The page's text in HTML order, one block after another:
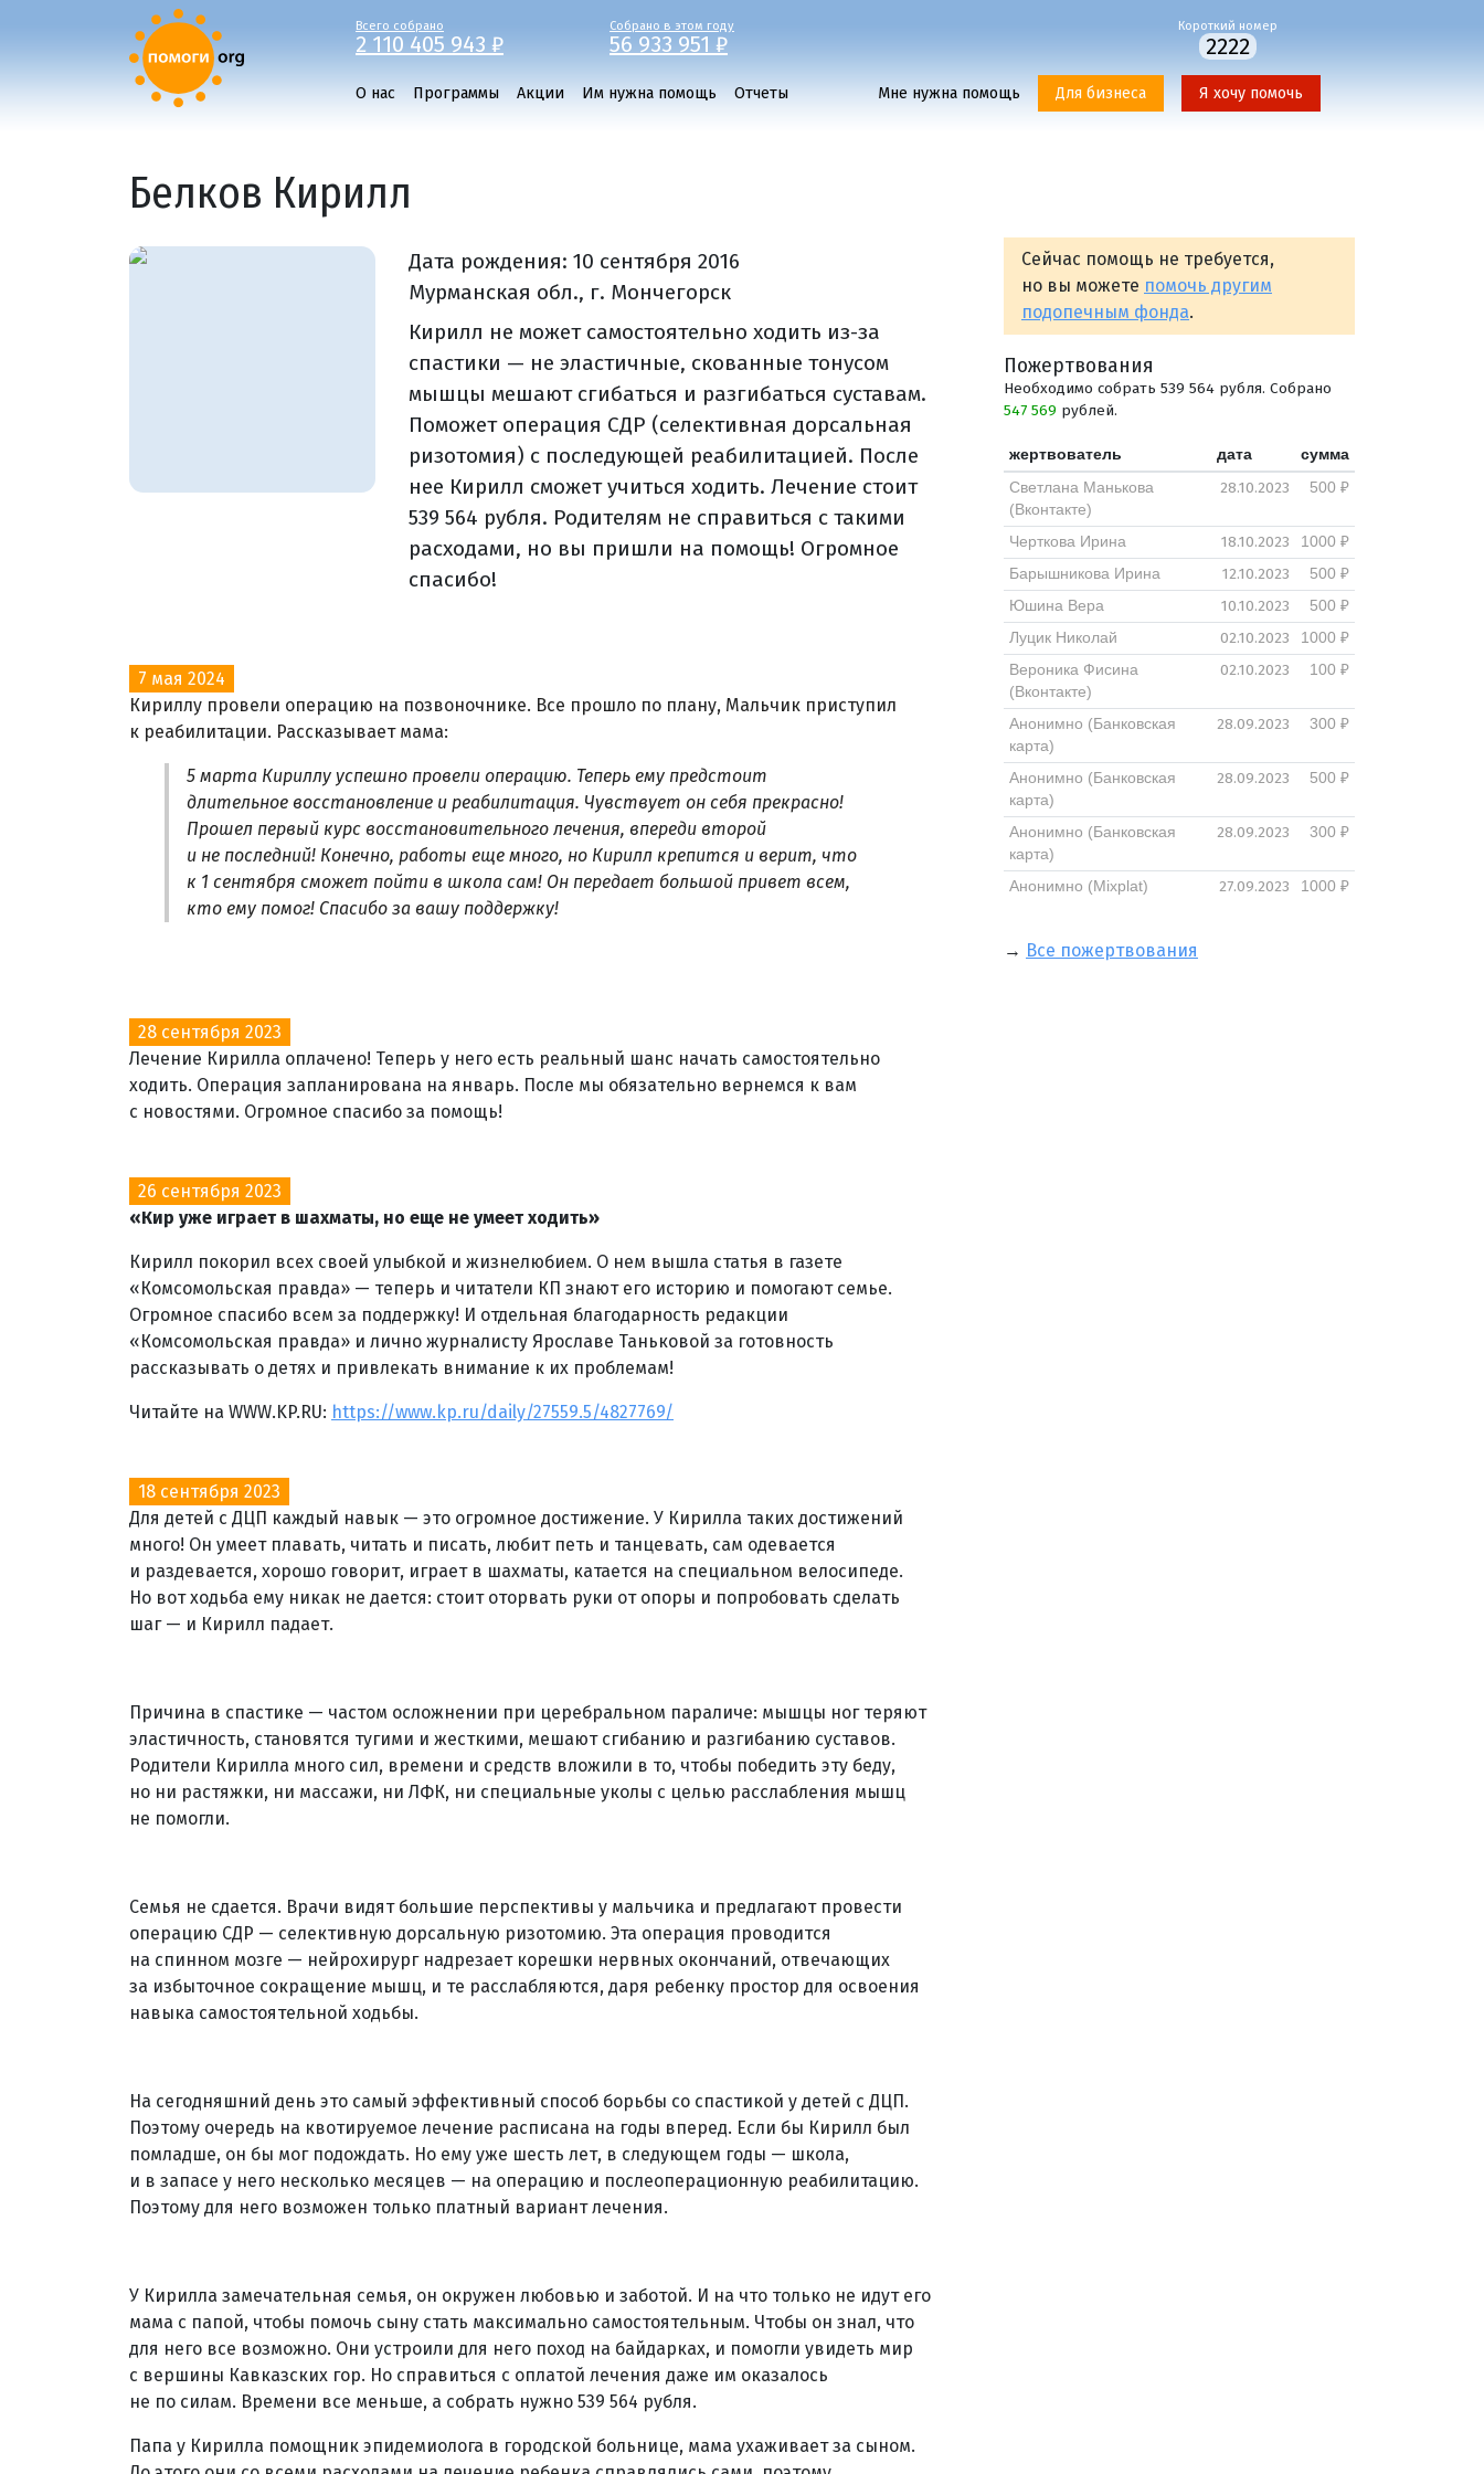
Всего собрано
2 110 405 943 ₽
Собрано в этом году
56 933 951 ₽
Короткий номер
2222
О нас Программы Акции Им нужна помощь Отчеты Мне нужна помощь Для бизнеса Я хочу помочь
Белков Кирилл
Дата рождения:10 сентября 2016
Мурманская обл., г. Мончегорск
Кирилл не может самостоятельно ходить из-за
спастики — не эластичные, скованные тонусом
мышцы мешают сгибаться и разгибаться суставам.
Поможет операция СДР (селективная дорсальная
ризотомия) с последующей реабилитацией. После
нее Кирилл сможет учиться ходить. Лечение стоит
539 564 рубля. Родителям не справиться с такими
расходами, но вы пришли на помощь! Огромное
спасибо!
7 мая 2024
Кириллу провели операцию на позвоночнике. Все прошло по плану, Мальчик приступил
к реабилитации. Рассказывает мама:
5 марта Кириллу успешно провели операцию. Теперь ему предстоит
длительное восстановление и реабилитация. Чувствует он себя прекрасно!
Прошел первый курс восстановительного лечения, впереди второй
и не последний! Конечно, работы еще много, но Кирилл крепится и верит, что
к 1 сентября сможет пойти в школа сам! Он передает большой привет всем,
кто ему помог! Спасибо за вашу поддержку!
28 сентября 2023
Лечение Кирилла оплачено! Теперь у него есть реальный шанс начать самостоятельно
ходить. Операция запланирована на январь. После мы обязательно вернемся к вам
с новостями. Огромное спасибо за помощь!
26 сентября 2023
«Кир уже играет в шахматы, но еще не умеет ходить»
Кирилл покорил всех своей улыбкой и жизнелюбием. О нем вышла статья в газете
«Комсомольская правда» — теперь и читатели КП знают его историю и помогают семье.
Огромное спасибо всем за поддержку! И отдельная благодарность редакции
«Комсомольская правда» и лично журналисту Ярославе Таньковой за готовность
рассказывать о детях и привлекать внимание к их проблемам!
Читайте на WWW.KP.RU: https://www.kp.ru/daily/27559.5/4827769/
18 сентября 2023
Для детей с ДЦП каждый навык — это огромное достижение. У Кирилла таких достижений
много! Он умеет плавать, читать и писать, любит петь и танцевать, сам одевается
и раздевается, хорошо говорит, играет в шахматы, катается на специальном велосипеде.
Но вот ходьба ему никак не дается: стоит оторвать руки от опоры и попробовать сделать
шаг — и Кирилл падает.
Причина в спастике — частом осложнении при церебральном параличе: мышцы ног теряют
эластичность, становятся тугими и жесткими, мешают сгибанию и разгибанию суставов.
Родители Кирилла много сил, времени и средств вложили в то, чтобы победить эту беду,
но ни растяжки, ни массажи, ни ЛФК, ни специальные уколы с целью расслабления мышц
не помогли.
Семья не сдается. Врачи видят большие перспективы у мальчика и предлагают провести
операцию СДР — селективную дорсальную ризотомию. Эта операция проводится
на спинном мозге — нейрохирург надрезает корешки нервных окончаний, отвечающих
за избыточное сокращение мышц, и те расслабляются, даря ребенку простор для освоения
навыка самостоятельной ходьбы.
На сегодняшний день это самый эффективный способ борьбы со спастикой у детей с ДЦП.
Поэтому очередь на квотируемое лечение расписана на годы вперед. Если бы Кирилл был
помладше, он бы мог подождать. Но ему уже шесть лет, в следующем годы — школа,
и в запасе у него несколько месяцев — на операцию и послеоперационную реабилитацию.
Поэтому для него возможен только платный вариант лечения.
У Кирилла замечательная семья, он окружен любовью и заботой. И на что только не идут его
мама с папой, чтобы помочь сыну стать максимально самостоятельным. Чтобы он знал, что
для него все возможно. Они устроили для него поход на байдарках, и помогли увидеть мир
с вершины Кавказских гор. Но справиться с оплатой лечения даже им оказалось
не по силам. Времени все меньше, а собрать нужно 539 564 рубля.
Папа у Кирилла помощник эпидемиолога в городской больнице, мама ухаживает за сыном.
Сейчас помощь не требуется,
но вы можете помочь другим
подопечным фонда.
Пожертвования
Необходимо собрать 539 564 рубля. Собрано
547 569 рублей.
жертвователь дата
сумма
Светлана Манькова
(Вконтакте)
28.10.2023 500 ₽
Черткова Ирина 18.10.2023
1000 ₽
Барышникова Ирина
12.10.2023
500 ₽
Юшина Вера
10.10.2023
500 ₽
Луцик Николай
02.10.2023
1000 ₽
Вероника Фисина
(Вконтакте)
02.10.2023 100 ₽
Анонимно (Банковская
карта)
28.09.2023 300 ₽
Анонимно (Банковская
карта)
28.09.2023 500 ₽
Анонимно (Банковская
карта)
28.09.2023 300 ₽
Анонимно (Mixplat) 27.09.2023 1000 ₽
→ Все пожертвования